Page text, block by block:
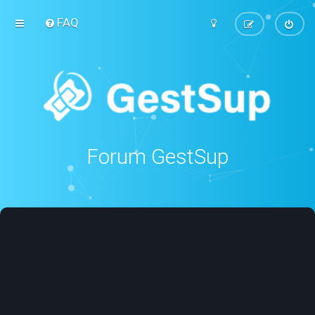
FAQ
Forum GestSup